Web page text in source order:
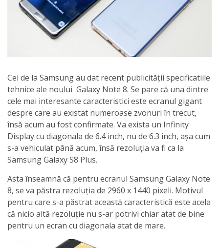
Cei de la Samsung au dat recent publicității specificatiile
tehnice ale noului Galaxy Note 8. Se pare că una dintre
cele mai interesante caracteristici este ecranul gigant
despre care au existat numeroase zvonuri în trecut,
însă acum au fost confirmate. Va exista un Infinity
Display cu diagonala de 6.4 inch, nu de 6.3 inch, așa cum
s-a vehiculat până acum, însă rezoluția va fi ca la
Samsung Galaxy S8 Plus.
Asta înseamnă că pentru ecranul Samsung Galaxy Note
8, se va păstra rezoluția de 2960 x 1440 pixeli. Motivul
pentru care s-a păstrat această caracteristică este acela
că nicio altă rezoluție nu s-ar potrivi chiar atat de bine
pentru un ecran cu diagonala atat de mare.